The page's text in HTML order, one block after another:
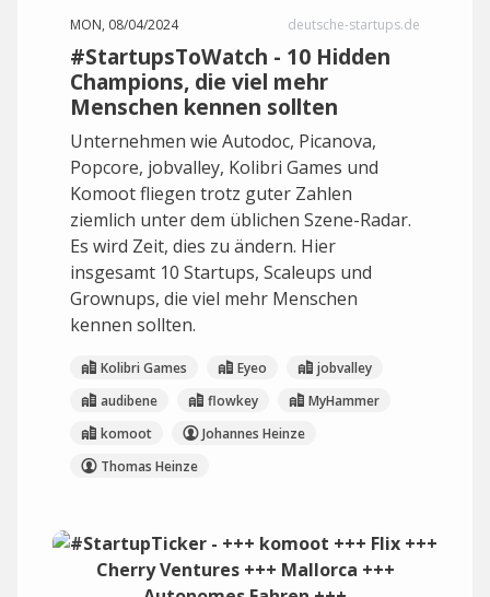
MON, 08/04/2024 deutsche-startups.de
#StartupsToWatch - 10 Hidden
Champions, die viel mehr
Menschen kennen sollten
Unternehmen wie Autodoc, Picanova,
Popcore, jobvalley, Kolibri Games und
Komoot fliegen trotz guter Zahlen
ziemlich unter dem üblichen Szene-Radar.
Es wird Zeit, dies zu ändern. Hier
insgesamt 10 Startups, Scaleups und
Grownups, die viel mehr Menschen
kennen sollten.
Kolibri Games Eyeo
jobvalley
audibene
flowkey
MyHammer
komoot
Johannes Heinze
Thomas Heinze